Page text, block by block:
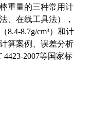
重量的三种常用计
、在线工具法），
8.4-8.7g/cm³）和计
算案例、误差分析
2007等国家标